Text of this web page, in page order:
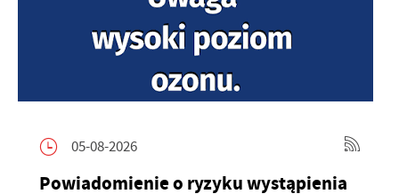
05-08-2026
Powiadomienie o ryzyku wystąpienia